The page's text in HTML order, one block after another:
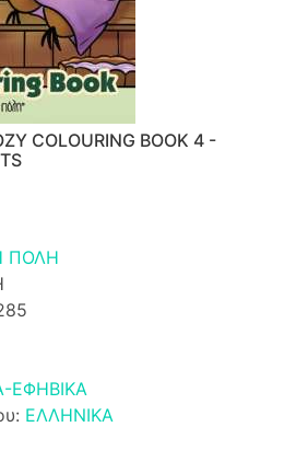
COLOURING BOOK 4 -
ΠΟΛΗ
ΕΦΗΒΙΚΑ
ΕΛΛΗΝΙΚΑ